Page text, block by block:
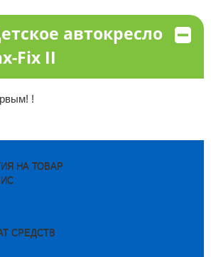
автокресло
Fix II
!
НА ТОВАР
СРЕДСТВ